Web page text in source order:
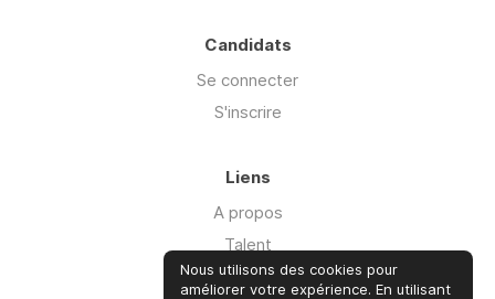
Candidats
Se connecter
S'inscrire
Liens
A propos
Talent
Offre Cyber'isk
Nous utilisons des cookies pour
améliorer votre expérience. En utilisant